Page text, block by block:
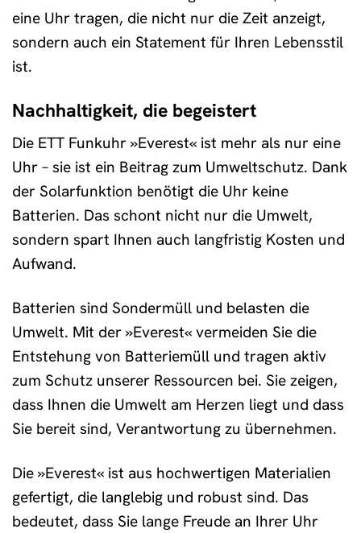
eine Uhr tragen, die nicht nur die Zeit anzeigt,
sondern auch ein Statement für Ihren Lebensstil
ist.
Nachhaltigkeit, die begeistert
Die ETT Funkuhr »Everest« ist mehr als nur eine
Uhr – sie ist ein Beitrag zum Umweltschutz. Dank
der Solarfunktion benötigt die Uhr keine
Batterien. Das schont nicht nur die Umwelt,
sondern spart Ihnen auch langfristig Kosten und
Aufwand.
Batterien sind Sondermüll und belasten die
Umwelt. Mit der »Everest« vermeiden Sie die
Entstehung von Batteriemüll und tragen aktiv
zum Schutz unserer Ressourcen bei. Sie zeigen,
dass Ihnen die Umwelt am Herzen liegt und dass
Sie bereit sind, Verantwortung zu übernehmen.
Die »Everest« ist aus hochwertigen Materialien
gefertigt, die langlebig und robust sind. Das
bedeutet, dass Sie lange Freude an Ihrer Uhr